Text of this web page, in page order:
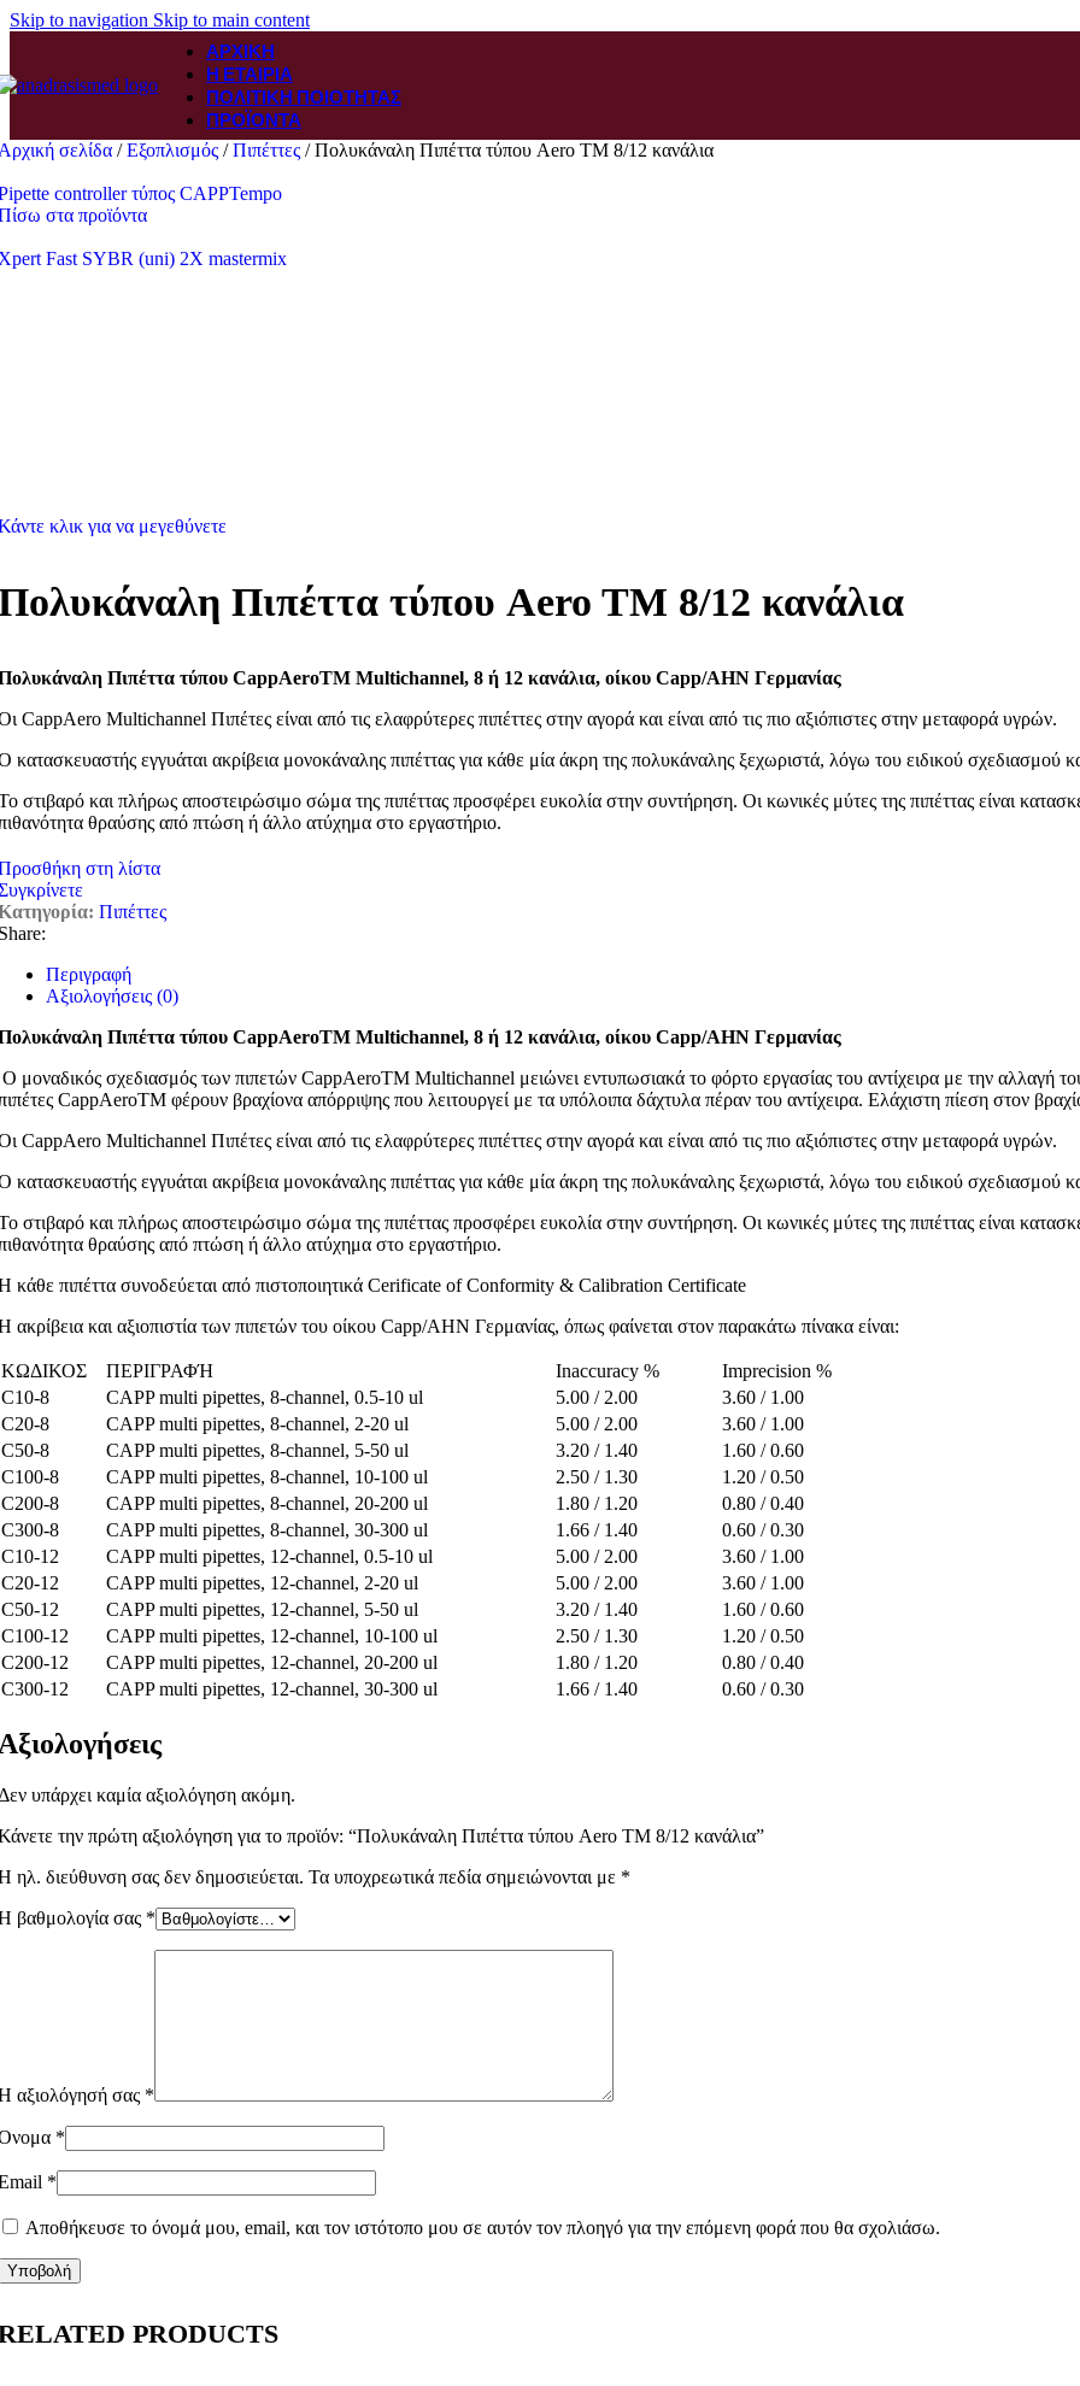
Skip to navigation Skip to main content
ΑΡΧΙΚΉ
Η ΕΤΑΙΡΊΑ
ΠΟΛΙΤΙΚΉ ΠΟΙΌΤΗΤΑΣ
ΠΡΟΪΌΝΤΑ
σελίδα / Εξοπλισμός / Πιπέττες / Πολυκάναλη Πιπέττα τύπου Aero TM 8/12 κανάλια
controller τύπος CAPPTempo
στα προϊόντα
Fast SYBR (uni) 2X mastermix
κλικ για να μεγεθύνετε
Πιπέττα τύπου Aero TM 8/12 κανάλια
Πιπέττα τύπου CappAeroTM Multichannel, 8 ή 12 κανάλια, οίκου Capp/AHN Γερμανίας
CappAero Multichannel Πιπέτες είναι από τις ελαφρύτερες πιπέττες στην αγορά και είναι από τις πιο αξιόπιστες στην μεταφορά υγρών.
κατασκευαστής εγγυάται ακρίβεια μονοκάναλης πιπέττας για κάθε μία άκρη της πολυκάναλης ξεχωριστά, λόγω του ειδικού σχεδιασμού
στιβαρό και πλήρως αποστειρώσιμο σώμα της πιπέττας προσφέρει ευκολία στην συντήρηση. Οι κωνικές μύτες της πιπέττας είναι
θραύσης από πτώση ή άλλο ατύχημα στο εργαστήριο.
στη λίστα
Πιπέττες
Περιγραφή
Αξιολογήσεις (0)
Πιπέττα τύπου CappAeroTM Multichannel, 8 ή 12 κανάλια, οίκου Capp/AHN Γερμανίας
Ο μοναδικός σχεδιασμός των πιπετών CappAeroTM Multichannel μειώνει εντυπωσιακά το φόρτο εργασίας του αντίχειρα με την αλλαγή
CappAeroTM φέρουν βραχίονα απόρριψης που λειτουργεί με τα υπόλοιπα δάχτυλα πέραν του αντίχειρα. Ελάχιστη πίεση στον
CappAero Multichannel Πιπέτες είναι από τις ελαφρύτερες πιπέττες στην αγορά και είναι από τις πιο αξιόπιστες στην μεταφορά υγρών.
κατασκευαστής εγγυάται ακρίβεια μονοκάναλης πιπέττας για κάθε μία άκρη της πολυκάναλης ξεχωριστά, λόγω του ειδικού σχεδιασμού
στιβαρό και πλήρως αποστειρώσιμο σώμα της πιπέττας προσφέρει ευκολία στην συντήρηση. Οι κωνικές μύτες της πιπέττας είναι
θραύσης από πτώση ή άλλο ατύχημα στο εργαστήριο.
κάθε πιπέττα συνοδεύεται από πιστοποιητικά Cerificate of Conformity & Calibration Certificate
ακρίβεια και αξιοπιστία των πιπετών του οίκου Capp/AHN Γερμανίας, όπως φαίνεται στον παρακάτω πίνακα είναι:
ΚΩΔΙΚΟΣ ΠΕΡΙΓΡΑΦΉ Inaccuracy %
Imprecision %
C10-8
CAPP multi pipettes, 8-channel, 0.5-10 ul 5.00 / 2.00
3.60 / 1.00
C20-8
CAPP multi pipettes, 8-channel, 2-20 ul 5.00 / 2.00
3.60 / 1.00
C50-8
CAPP multi pipettes, 8-channel, 5-50 ul 3.20 / 1.40
1.60 / 0.60
C100-8
CAPP multi pipettes, 8-channel, 10-100 ul 2.50 / 1.30
1.20 / 0.50
C200-8
CAPP multi pipettes, 8-channel, 20-200 ul 1.80 / 1.20
0.80 / 0.40
C300-8
CAPP multi pipettes, 8-channel, 30-300 ul 1.66 / 1.40
0.60 / 0.30
C10-12
CAPP multi pipettes, 12-channel, 0.5-10 ul 5.00 / 2.00
3.60 / 1.00
C20-12
CAPP multi pipettes, 12-channel, 2-20 ul 5.00 / 2.00
3.60 / 1.00
C50-12
CAPP multi pipettes, 12-channel, 5-50 ul 3.20 / 1.40
1.60 / 0.60
C100-12
CAPP multi pipettes, 12-channel, 10-100 ul 2.50 / 1.30
1.20 / 0.50
C200-12
CAPP multi pipettes, 12-channel, 20-200 ul 1.80 / 1.20
0.80 / 0.40
C300-12
CAPP multi pipettes, 12-channel, 30-300 ul 1.66 / 1.40 0.60 / 0.30
υπάρχει καμία αξιολόγηση ακόμη.
την πρώτη αξιολόγηση για το προϊόν: “Πολυκάναλη Πιπέττα τύπου Aero TM 8/12 κανάλια”
ηλ. διεύθυνση σας δεν δημοσιεύεται. Τα υποχρεωτικά πεδία σημειώνονται με *
βαθμολογία σας *
αξιολόγησή σας *
*
*
Αποθήκευσε το όνομά μου, email, και τον ιστότοπο μου σε αυτόν τον πλοηγό για την επόμενη φορά που θα σχολιάσω.
PRODUCTS